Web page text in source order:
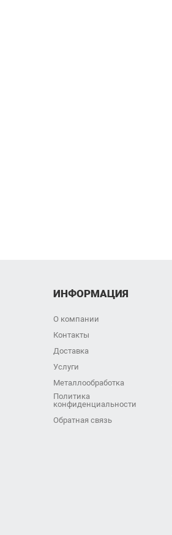
ИНФОРМАЦИЯ
О компании
Контакты
Доставка
Услуги
Металлообработка
Политика
конфиденциальности
Обратная связь